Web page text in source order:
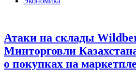
Атаки на склады
Минторговли
о покупках на